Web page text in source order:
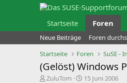
Startseite Foren
Neue Beiträge
Foren
Startseite
Foren SuSE -
(Gelöst) Windows
E
ZuluTom
E15 Juni 2006